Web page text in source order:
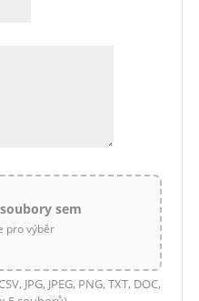
sem
pro výběr
JPG, JPEG, PNG, TXT, DOC,